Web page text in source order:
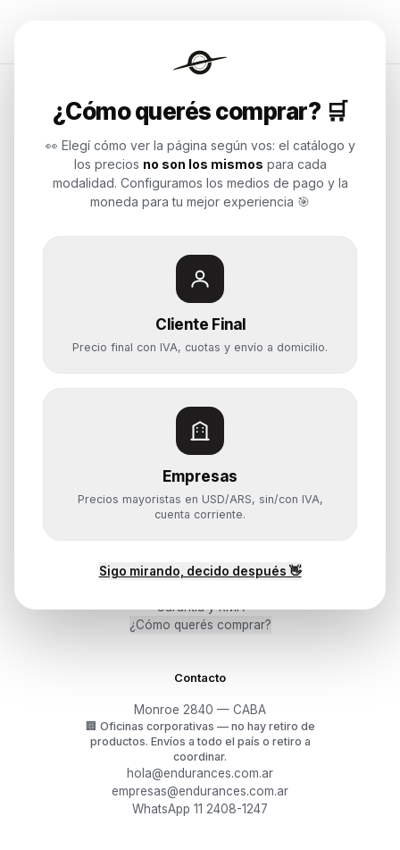
¿Cómo querés comprar? 🛒
👀 Elegí cómo ver la página según vos: el catálogo y
los precios no son los mismos para cada
modalidad. Configuramos los medios de pago y la
moneda para tu mejor experiencia 🎯
Cliente Final
Precio final con IVA, cuotas y envío a domicilio.
Empresas
Precios mayoristas en USD/ARS, sin/con IVA,
cuenta corriente.
Sigo mirando, decido después 👋
Soluciones de tecnología para
empresas, revendedores y personas.
Potenciamos tu mundo.
Time to work
Categorías
Notebooks
Servidores y NAS
Componentes
Monitores y Pantallas
Ayuda
Mis pedidos
Garantía y RMA
¿Cómo querés comprar?
Contacto
Monroe 2840 — CABA
🏢 Oficinas corporativas — no hay retiro de
productos. Envíos a todo el país o retiro a
coordinar.
hola@endurances.com.ar
empresas@endurances.com.ar
WhatsApp 11 2408-1247